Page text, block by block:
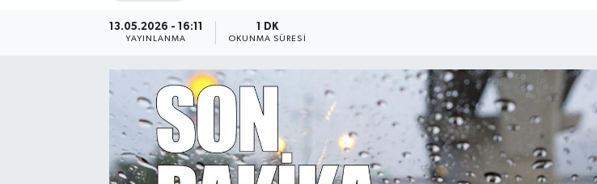
13.05.2026 - 16:11
YAYINLANMA
1 DK
OKUNMA SÜRESI